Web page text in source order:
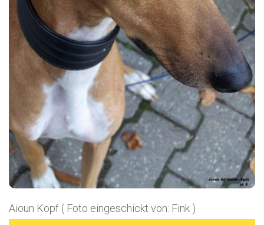
Aioun Kopf ( Foto eingeschickt von: Fink )